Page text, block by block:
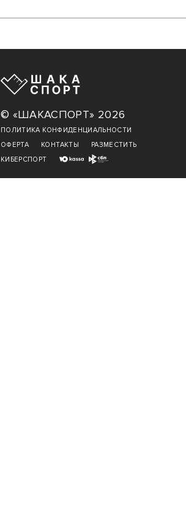
© «ШАКАСПОРТ» 2026
ПОЛИТИКА КОНФИДЕНЦИАЛЬНОСТИ
ОФЕРТА
КОНТАКТЫ
РАЗМЕСТИТЬ
КИБЕРСПОРТ